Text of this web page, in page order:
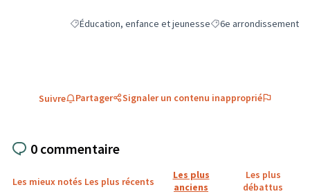
Filtrer les résultats de la catégorie : Éducation, enfance
Éducation, enfance et jeunesseFiltrer les résultats
6e arrondissement
Suivre Partager Signaler un contenu inapproprié
0 commentaire
Les mieux notés Les plus récents
Les plus
anciens
Les plus
débattus